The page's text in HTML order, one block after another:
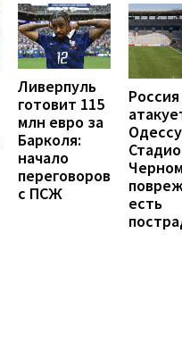
Ливерпуль
готовит 115
млн евро за
Барколя:
начало
переговоров
с ПСЖ
Россия
есть